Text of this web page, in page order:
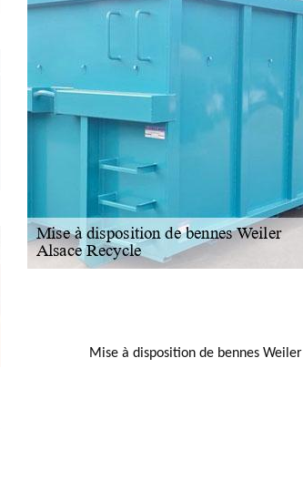
Mise à disposition de bennes Weiler